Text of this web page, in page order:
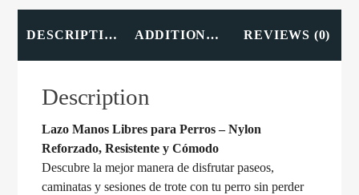
DESCRIPTION ADDITIONAL INFORMATION REVIEWS (0)
Description
Lazo Manos Libres para Perros – Nylon
Reforzado, Resistente y Cómodo
Descubre la mejor manera de disfrutar paseos,
caminatas y sesiones de trote con tu perro sin perder